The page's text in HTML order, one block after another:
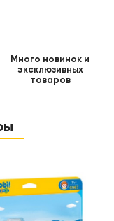
Много новинок и
эксклюзивных
товаров